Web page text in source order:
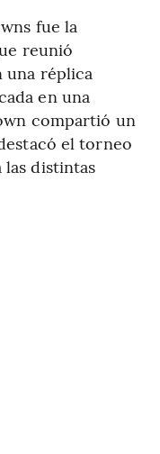
fue la
reunió
una réplica
en una
compartió un
el torneo
distintas